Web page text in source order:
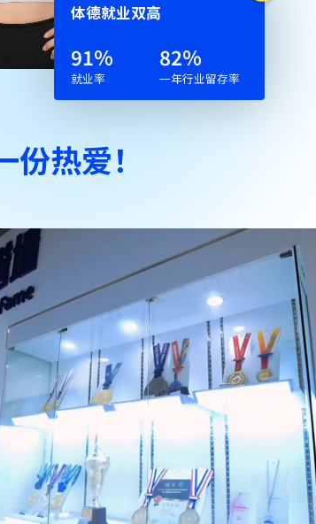
体德就业双⾼
86%
就业率
77%
一年行业留存率
热爱！